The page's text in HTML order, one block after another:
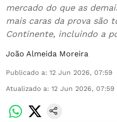
mercado do que as
mais caras da prova são
Continente, incluindo a
João Almeida Moreira
Publicado a: 12 Jun 2026, 07:59
Atualizado a: 12 Jun 2026, 07:59